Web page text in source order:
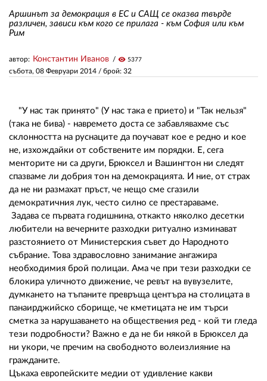
Аршинът за демокрация в ЕС и САЩ се оказва твърде
различен, зависи към кого се прилага - към София или към
Рим
събота, 08 Февруари 2014 / брой: 32
автор: Константин Иванов visibility 5377
"У нас так принято" (У нас така е прието) и "Так нельзя"
(така не бива) - навремето доста се забавлявахме със
склонността на руснаците да поучават кое е редно и кое
не, изхождайки от собствените им порядки. Е, сега
менторите ни са други, Брюксел и Вашингтон ни следят
спазваме ли добрия тон на демокрацията. И ние, от страх
да не ни размахат пръст, че нещо сме сгазили
демократичния лук, често силно се престараваме.
Задава се първата годишнина, откакто няколко десетки
любители на вечерните разходки ритуално изминават
разстоянието от Министерския съвет до Народното
събрание. Това здравословно занимание ангажира
необходимия брой полицаи. Ама че при тези разходки се
блокира уличното движение, че ревът на вувузелите,
думкането на тъпаните превръща центъра на столицата в
панаирджийско сборище, че кметицата не им търси
сметка за нарушаването на обществения ред - кой ти гледа
тези подробности? Важно е да не би някой в Брюксел да
ни укори, че пречим на свободното волеизлияние на
гражданите.
Цъкаха европейските медии от удивление какви
АВТОРИ
РЕКЛАМА
АБОНАМЕНТ
УСЛОВИЯ ЗА ПОЛЗВАНЕ
ПОЛИТИКА ЗА БИСКВИТКИТЕ
ПОВЕРИТЕЛНОСТ
02 975 20 35